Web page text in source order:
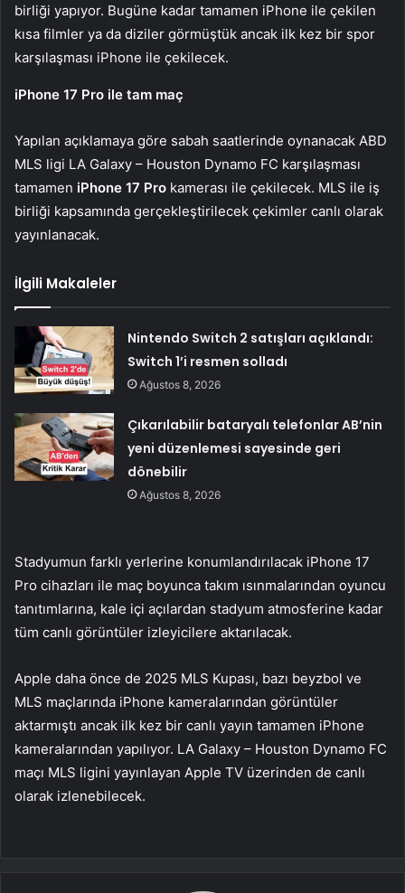
birliği yapıyor. Bugüne kadar tamamen iPhone ile çekilen
kısa filmler ya da diziler görmüştük ancak ilk kez bir spor
karşılaşması iPhone ile çekilecek.
iPhone 17 Pro ile tam maç
Yapılan açıklamaya göre sabah saatlerinde oynanacak ABD
MLS ligi LA Galaxy – Houston Dynamo FC karşılaşması
tamamen iPhone 17 Pro kamerası ile çekilecek. MLS ile iş
birliği kapsamında gerçekleştirilecek çekimler canlı olarak
yayınlanacak.
İlgili Makaleler
Nintendo Switch 2 satışları açıklandı:
Switch 1’i resmen solladı
Ağustos 8, 2026
Çıkarılabilir bataryalı telefonlar AB’nin
yeni düzenlemesi sayesinde geri
dönebilir
Ağustos 8, 2026
Stadyumun farklı yerlerine konumlandırılacak iPhone 17
Pro cihazları ile maç boyunca takım ısınmalarından oyuncu
tanıtımlarına, kale içi açılardan stadyum atmosferine kadar
tüm canlı görüntüler izleyicilere aktarılacak.
Apple daha önce de 2025 MLS Kupası, bazı beyzbol ve
MLS maçlarında iPhone kameralarından görüntüler
aktarmıştı ancak ilk kez bir canlı yayın tamamen iPhone
kameralarından yapılıyor. LA Galaxy – Houston Dynamo FC
maçı MLS ligini yayınlayan Apple TV üzerinden de canlı
olarak izlenebilecek.